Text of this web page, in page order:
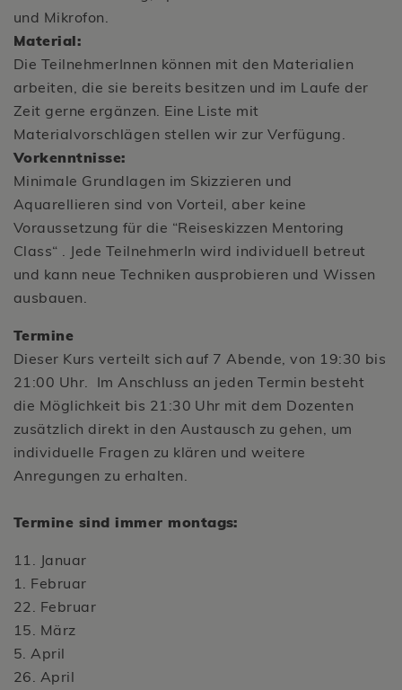
und Mikrofon.
Material:
Die TeilnehmerInnen können mit den Materialien
arbeiten, die sie bereits besitzen und im Laufe der
Zeit gerne ergänzen. Eine Liste mit
Materialvorschlägen stellen wir zur Verfügung.
Vorkenntnisse:
Minimale Grundlagen im Skizzieren und
Aquarellieren sind von Vorteil, aber keine
Voraussetzung für die “Reiseskizzen Mentoring
Class“ . Jede TeilnehmerIn wird individuell betreut
und kann neue Techniken ausprobieren und Wissen
ausbauen.
Termine
Dieser Kurs verteilt sich auf 7 Abende, von 19:30 bis
21:00 Uhr. Im Anschluss an jeden Termin besteht
die Möglichkeit bis 21:30 Uhr mit dem Dozenten
zusätzlich direkt in den Austausch zu gehen, um
individuelle Fragen zu klären und weitere
Anregungen zu erhalten.
Termine sind immer montags:
11. Januar
1. Februar
22. Februar
15. März
5. April
26. April